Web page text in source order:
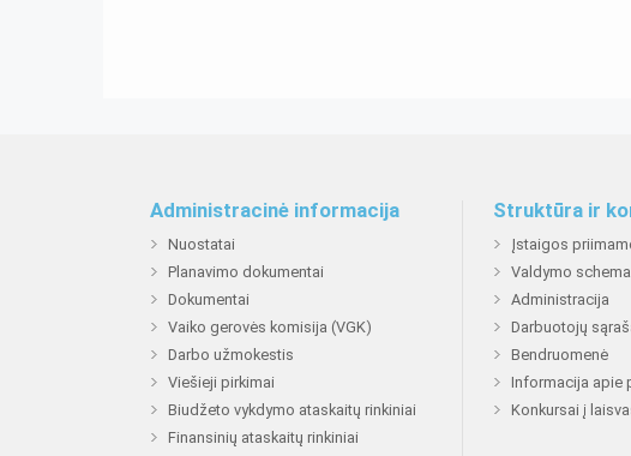
Administracinė informacija
Nuostatai
Planavimo dokumentai
Dokumentai
Vaiko gerovės komisija (VGK)
Darbo užmokestis
Viešieji pirkimai
Biudžeto vykdymo ataskaitų rinkiniai
Finansinių ataskaitų rinkiniai
Struktūra ir
Įstaigos
Valdymo schema
Administracija
Darbuotojų
Bendruomenė
Informacija apie
Konkursai į